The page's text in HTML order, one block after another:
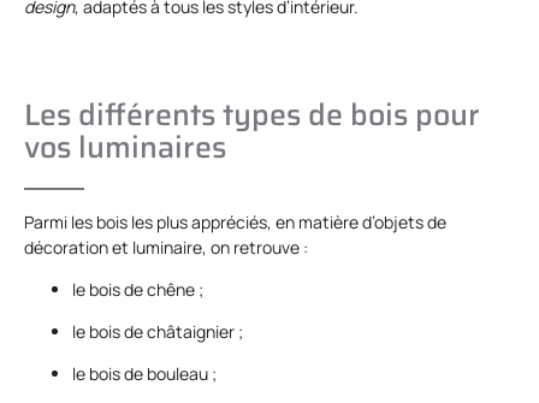
design, adaptés à tous les styles d’intérieur.
Les différents types de bois pour
vos luminaires
Parmi les bois les plus appréciés, en matière d’objets de
décoration et luminaire, on retrouve :
le bois de chêne ;
le bois de châtaignier ;
le bois de bouleau ;